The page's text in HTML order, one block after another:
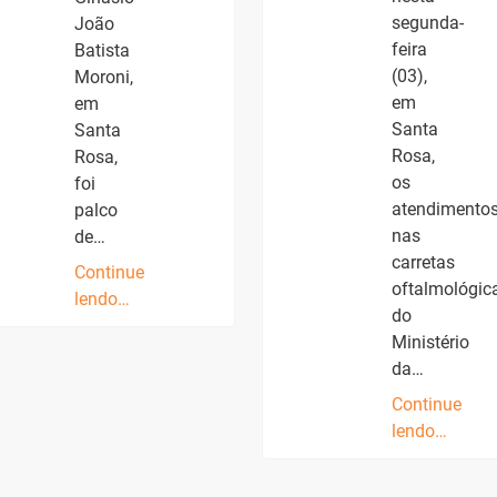
João
Batista
Moroni,
em
Santa
Rosa,
foi
palco
de…
Continue
lendo…
segunda-
feira
(03),
em
Santa
Rosa,
os
nas
carretas
do
Ministério
da…
Continue
lendo…